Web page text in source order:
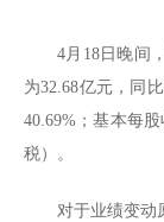
4月18日晚间
为32.68亿元，同
40.69%；基本每
税）。
对于业绩变动